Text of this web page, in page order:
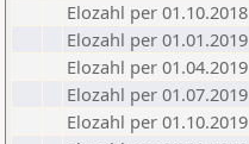
Elozahl per 01.10.2018
Elozahl per 01.01.2019
Elozahl per 01.04.2019
Elozahl per 01.07.2019
Elozahl per 01.10.2019